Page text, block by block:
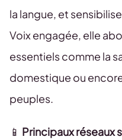
la langue, et
Voix engagée, elle
essentiels comme la
domestique ou
peuples.
📱 Principaux réseaux